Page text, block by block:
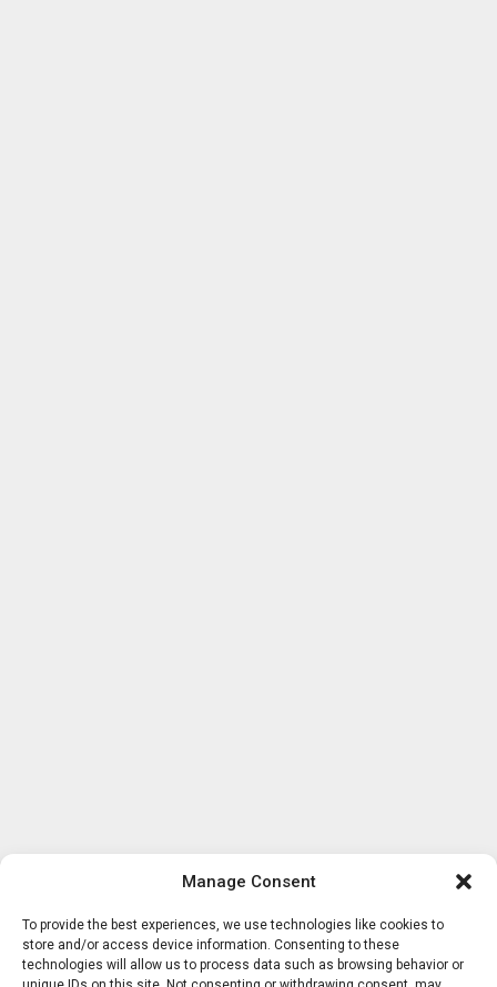
Manage Consent
To provide the best experiences, we use technologies like cookies to
store and/or access device information. Consenting to these
technologies will allow us to process data such as browsing behavior or